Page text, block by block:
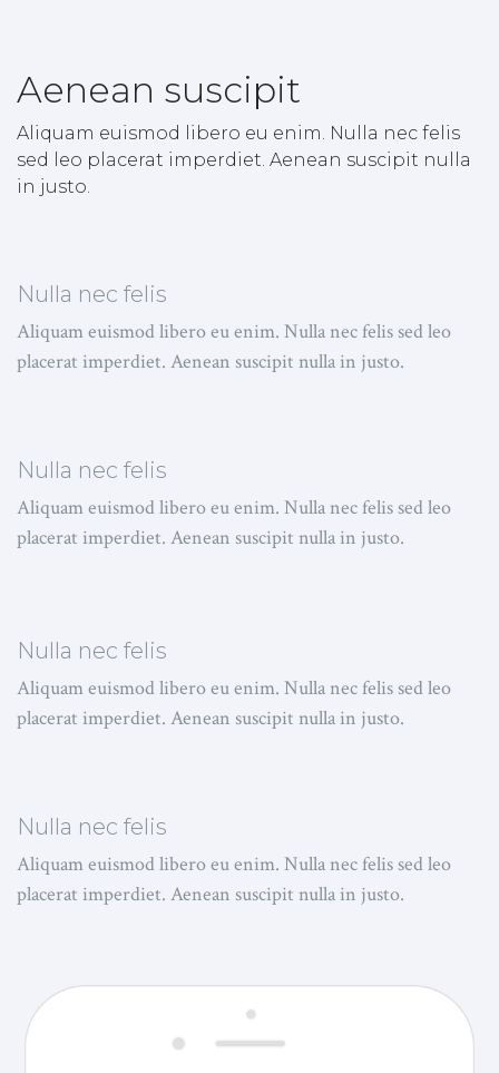
Aenean suscipit
Aliquam euismod libero eu enim. Nulla nec felis
sed leo placerat imperdiet. Aenean suscipit nulla
in justo.
Nulla nec felis
Aliquam euismod libero eu enim. Nulla nec felis sed leo
placerat imperdiet. Aenean suscipit nulla in justo.
Nulla nec felis
Aliquam euismod libero eu enim. Nulla nec felis sed leo
placerat imperdiet. Aenean suscipit nulla in justo.
Nulla nec felis
Aliquam euismod libero eu enim. Nulla nec felis sed leo
placerat imperdiet. Aenean suscipit nulla in justo.
Nulla nec felis
Aliquam euismod libero eu enim. Nulla nec felis sed leo
placerat imperdiet. Aenean suscipit nulla in justo.